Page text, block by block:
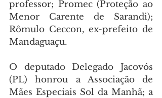
professor; Promec (Proteção ao
Menor Carente de Sarandi);
Rômulo Ceccon, ex-prefeito de
Mandaguaçu.
O deputado Delegado Jacovós
(PL) honrou a Associação de
Mães Especiais Sol da Manhã; a